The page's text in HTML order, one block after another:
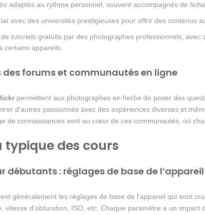
adaptés au rythme personnel, souvent accompagnés de
avec des universités prestigieuses pour offrir des contenus
tutoriels gratuits par des photographes professionnels,
certains appareils.
des forums et communautés en ligne
permettent aux photographes en herbe de poser des
d’autres passionnés avec des expériences diverses et
de connaissances sont au cœur de ces communautés, où
typique des cours
débutants : réglages de base de l’appareil
généralement les réglages de base de l’appareil qui sont
vitesse d’obturation, ISO, etc. Chaque paramètre a un impact